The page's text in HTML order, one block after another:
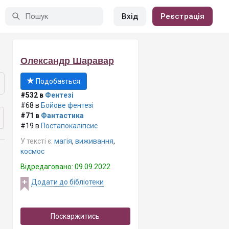
Вхід Реєстрація
Олександр Шаравар
Подобається
#532 в Фентезі
#68 в Бойове фентезі
#71 в Фантастика
#19 в Постапокаліпсис
У тексті є: магія, виживання,
космос
Відредаговано: 09.09.2022
Додати до бібліотеки
Поскаржитись